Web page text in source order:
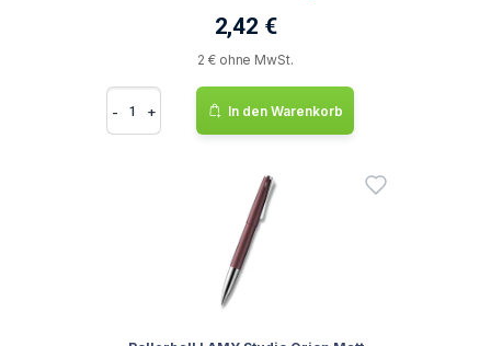
2,42 €
2 € ohne MwSt.
- + In den Warenkorb